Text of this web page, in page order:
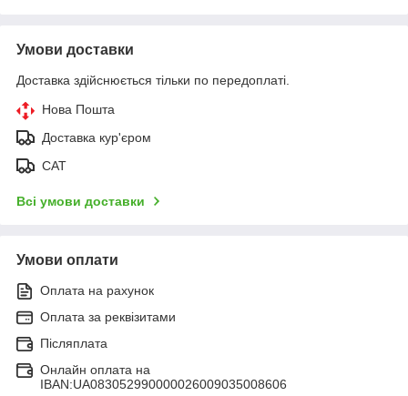
Умови доставки
Доставка здійснюється тільки по передоплаті.
Нова Пошта
Доставка кур'єром
САТ
Всі умови доставки
Умови оплати
Оплата на рахунок
Оплата за реквізитами
Післяплата
Онлайн оплата на
IBAN:UA083052990000026009035008606